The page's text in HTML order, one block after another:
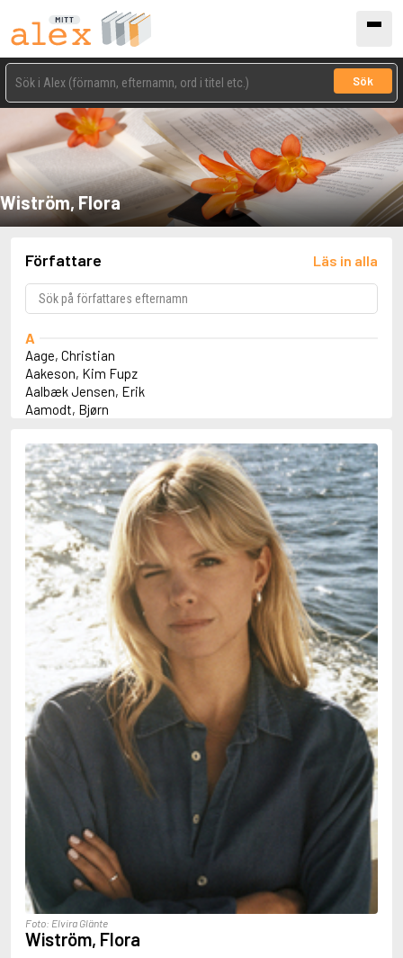
Sök
Wiström, Flora
Författare Läs in alla
A
Aage, Christian
Aakeson, Kim Fupz
Aalbæk Jensen, Erik
Aamodt, Bjørn
Abbey, Kieran
Abbot, Anthony
Abbott, John
Abbott, Megan
Abdel-Fattah, Randa
Abdolah, Kader
Abé, Kobo
Abedi, Isabel
Abele, Inga
Abgarjan, Narine
Abish, Walter
Aboulela, Leila
Abrahams, Peter (f. 1919)
Abrahams, Peter (f. 1947)
Abrahamson, Emmy
Abse, Dannie
Abu-Jaber, Diana
Abulhawa, Susan
Aburas, Lone
Achebe, Chinua
Achmatova, Anna
Aciman, André
Ackebo, Lena
Acker, Kathy
Ackroyd, Peter
Adam de la Halle
Adamov, Arthur
Adams, Douglas
Adams, Herbert
Foto: Elvira Glänte
Wiström, Flora